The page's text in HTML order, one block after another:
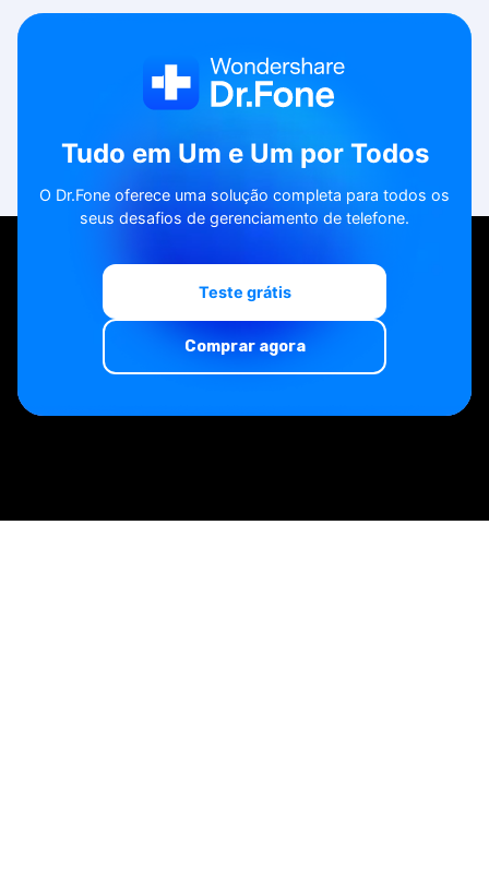
Tudo em Um e Um por Todos
O Dr.Fone oferece uma solução completa para todos os
seus desafios de gerenciamento de telefone.
Teste grátis
Teste grátis
Comprar agora